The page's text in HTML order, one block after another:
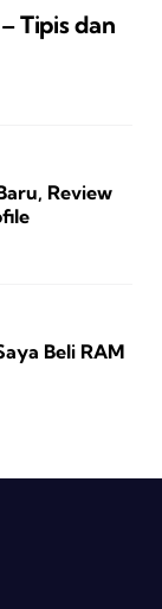
Tipis dan
Review
Beli RAM